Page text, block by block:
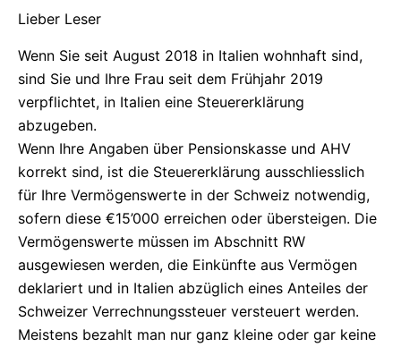
Lieber Leser
Wenn Sie seit August 2018 in Italien wohnhaft sind,
sind Sie und Ihre Frau seit dem Frühjahr 2019
verpflichtet, in Italien eine Steuererklärung
abzugeben.
Wenn Ihre Angaben über Pensionskasse und AHV
korrekt sind, ist die Steuererklärung ausschliesslich
für Ihre Vermögenswerte in der Schweiz notwendig,
sofern diese €15’000 erreichen oder übersteigen. Die
Vermögenswerte müssen im Abschnitt RW
ausgewiesen werden, die Einkünfte aus Vermögen
deklariert und in Italien abzüglich eines Anteiles der
Schweizer Verrechnungssteuer versteuert werden.
Meistens bezahlt man nur ganz kleine oder gar keine